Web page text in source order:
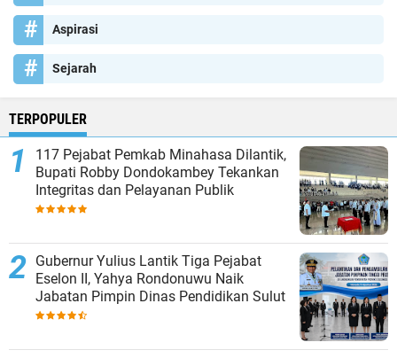
Aspirasi
Sejarah
TERPOPULER
117 Pejabat Pemkab Minahasa Dilantik,
Bupati Robby Dondokambey Tekankan
Integritas dan Pelayanan Publik
Gubernur Yulius Lantik Tiga Pejabat
Eselon II, Yahya Rondonuwu Naik
Jabatan Pimpin Dinas Pendidikan Sulut